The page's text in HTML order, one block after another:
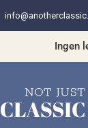
Ingen